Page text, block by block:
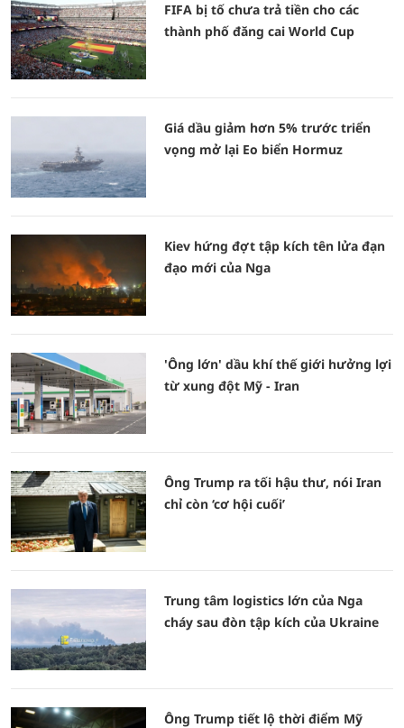
FIFA bị tố chưa trả tiền cho các
thành phố đăng cai World Cup
Giá dầu giảm hơn 5% trước triển
vọng mở lại Eo biển Hormuz
Kiev hứng đợt tập kích tên lửa đạn
đạo mới của Nga
'Ông lớn' dầu khí thế giới hưởng lợi
từ xung đột Mỹ - Iran
Ông Trump ra tối hậu thư, nói Iran
chỉ còn ‘cơ hội cuối’
Trung tâm logistics lớn của Nga
cháy sau đòn tập kích của Ukraine
Ông Trump tiết lộ thời điểm Mỹ